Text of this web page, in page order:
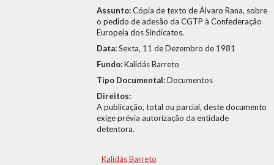
Assunto:Cópia de texto de Álvaro Rana, sobre
o pedido de adesão da CGTP à Confederação
Europeia dos Sindicatos.
Data:Sexta, 11 de Dezembro de 1981
Fundo:Kalidás Barreto
Tipo Documental:Documentos
Direitos:
A publicação, total ou parcial, deste documento
exige prévia autorização da entidade
detentora.
Kalidás Barreto